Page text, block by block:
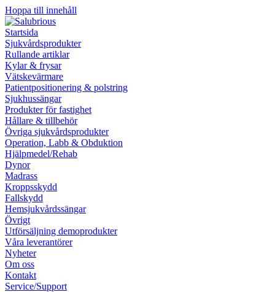
Hoppa till innehåll
Startsida
Sjukvårdsprodukter
Rullande artiklar
Kylar & frysar
Vätskevärmare
Patientpositionering & polstring
Sjukhussängar
Produkter för fastighet
Hållare & tillbehör
Övriga sjukvårdsprodukter
Operation, Labb & Obduktion
Hjälpmedel/Rehab
Dynor
Madrass
Kroppsskydd
Fallskydd
Hemsjukvårdssängar
Övrigt
Utförsäljning demoprodukter
Våra leverantörer
Nyheter
Om oss
Kontakt
Service/Support